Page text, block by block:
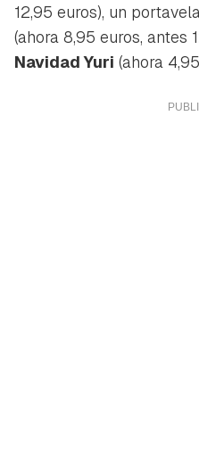
12,95 euros), un
(ahora 8,95 euros, antes
Navidad Yuri (ahora